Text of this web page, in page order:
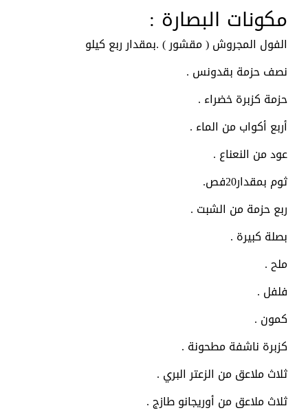
مكونات البصارة :
الفول المجروش ( مقشور ) .بمقدار ربع كيلو
نصف حزمة بقدونس .
حزمة كزبرة خضراء .
أربع أكواب من الماء .
عود من النعناع .
ثوم بمقدار20فص.
ربع حزمة من الشبت .
بصلة كبيرة .
ملح .
فلفل .
كمون .
كزبرة ناشفة مطحونة .
ثلاث ملاعق من الزعتر البري .
ثلاث ملاعق من أوريجانو طازج .